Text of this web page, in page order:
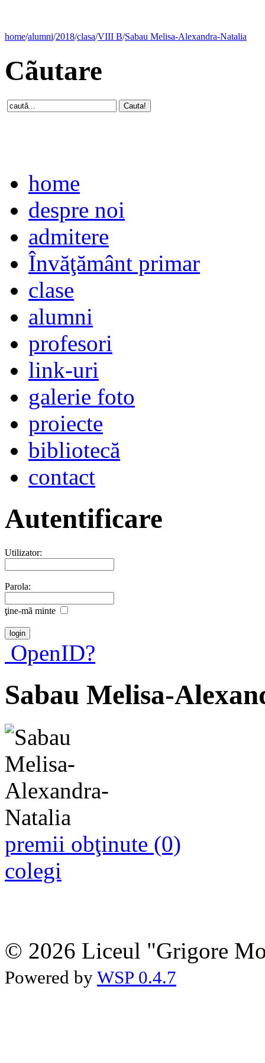
home/alumni/2018/clasa/VIII B/Sabau Melisa-Alexandra-Natalia
Cãutare
home
despre noi
admitere
Învăţământ primar
clase
alumni
profesori
link-uri
galerie foto
proiecte
bibliotecă
contact
Autentificare
Utilizator:
Parola:
ţine-mã minte
OpenID?
Sabau Melisa-
premii obţinute (0)
colegi
© 2026 Liceul "Grigore
Powered by WSP 0.4.7